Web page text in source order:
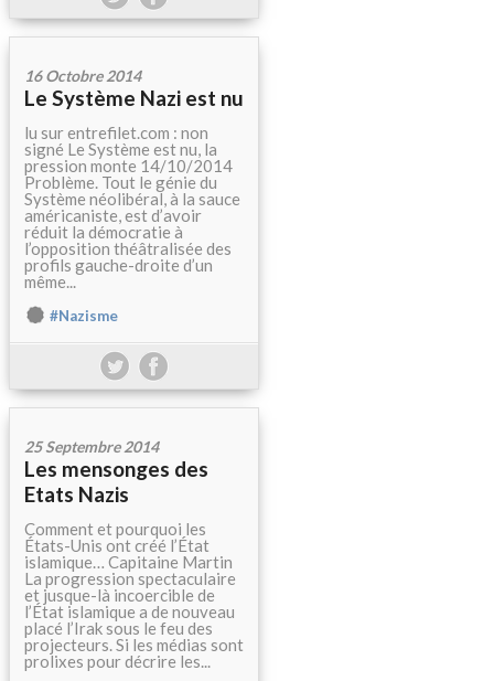
16 Octobre 2014
Le Système Nazi est nu
lu sur entrefilet.com : non
signé Le Système est nu, la
pression monte 14/10/2014
Problème. Tout le génie du
Système néolibéral, à la sauce
américaniste, est d’avoir
réduit la démocratie à
l’opposition théâtralisée des
profils gauche-droite d’un
même...
#Nazisme
25 Septembre 2014
Les mensonges des
Etats Nazis
Comment et pourquoi les
États-Unis ont créé l’État
islamique… Capitaine Martin
La progression spectaculaire
et jusque-là incoercible de
l’État islamique a de nouveau
placé l’Irak sous le feu des
projecteurs. Si les médias sont
prolixes pour décrire les...